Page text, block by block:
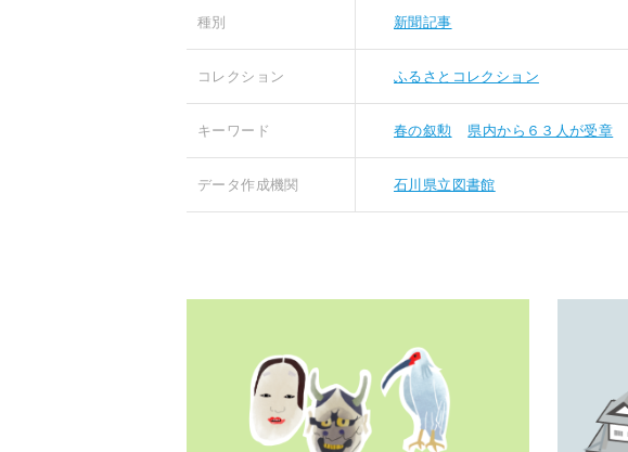
種別 新聞記事
コレクション ふるさとコレクション
キーワード 春の叙勲 県内から６３人が受章
データ作成機関 石川県立図書館